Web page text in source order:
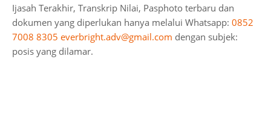
Ijasah Terakhir, Transkrip Nilai, Pasphoto terbaru dan
dokumen yang diperlukan hanya melalui Whatsapp: 0852
7008 8305 everbright.adv@gmail.com dengan subjek:
posis yang dilamar.